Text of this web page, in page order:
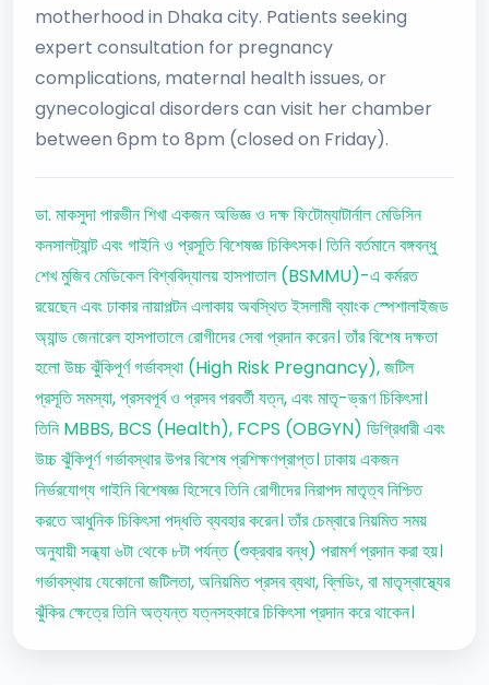
motherhood in Dhaka city. Patients seeking
expert consultation for pregnancy
complications, maternal health issues, or
gynecological disorders can visit her chamber
between 6pm to 8pm (closed on Friday).
ডা. মাকসুদা পারভীন শিখা একজন অভিজ্ঞ ও দক্ষ ফিটোম্যাটার্নাল মেডিসিন
কনসালট্যান্ট এবং গাইনি ও প্রসূতি বিশেষজ্ঞ চিকিৎসক। তিনি বর্তমানে বঙ্গবন্ধু
শেখ মুজিব মেডিকেল বিশ্ববিদ্যালয় হাসপাতাল (BSMMU)-এ কর্মরত
রয়েছেন এবং ঢাকার নায়াপল্টন এলাকায় অবস্থিত ইসলামী ব্যাংক স্পেশালাইজড
অ্যান্ড জেনারেল হাসপাতালে রোগীদের সেবা প্রদান করেন। তাঁর বিশেষ দক্ষতা
হলো উচ্চ ঝুঁকিপূর্ণ গর্ভাবস্থা (High Risk Pregnancy), জটিল
প্রসূতি সমস্যা, প্রসবপূর্ব ও প্রসব পরবর্তী যত্ন, এবং মাতৃ-ভ্রূণ চিকিৎসা।
তিনি MBBS, BCS (Health), FCPS (OBGYN) ডিগ্রিধারী এবং
উচ্চ ঝুঁকিপূর্ণ গর্ভাবস্থার উপর বিশেষ প্রশিক্ষণপ্রাপ্ত। ঢাকায় একজন
নির্ভরযোগ্য গাইনি বিশেষজ্ঞ হিসেবে তিনি রোগীদের নিরাপদ মাতৃত্ব নিশ্চিত
করতে আধুনিক চিকিৎসা পদ্ধতি ব্যবহার করেন। তাঁর চেম্বারে নিয়মিত সময়
অনুযায়ী সন্ধ্যা ৬টা থেকে ৮টা পর্যন্ত (শুক্রবার বন্ধ) পরামর্শ প্রদান করা হয়।
গর্ভাবস্থায় যেকোনো জটিলতা, অনিয়মিত প্রসব ব্যথা, ব্লিডিং, বা মাতৃস্বাস্থ্যের
ঝুঁকির ক্ষেত্রে তিনি অত্যন্ত যত্নসহকারে চিকিৎসা প্রদান করে থাকেন।